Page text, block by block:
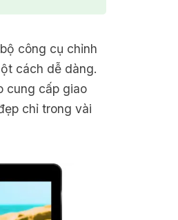
công cụ chỉnh
cách dễ dàng.
cung cấp giao
chỉ trong vài